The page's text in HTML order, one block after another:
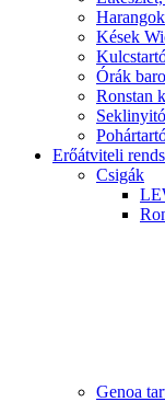
Harangok
Kések
Órák
Ronstan
Erőátviteli
Csigák
Genoa